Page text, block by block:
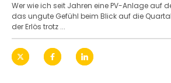
Wer wie ich seit Jahren eine PV-Anlage auf
das ungute Gefühl beim Blick auf die
der Erlös trotz ...